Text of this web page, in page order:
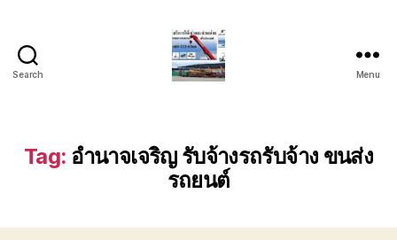
Search
รถ
เครน
รถ
รถ
Menu
Tag: อำนาจเจริญ รับจ้างรถรับจ้าง ขนส่ง
รถยนต์